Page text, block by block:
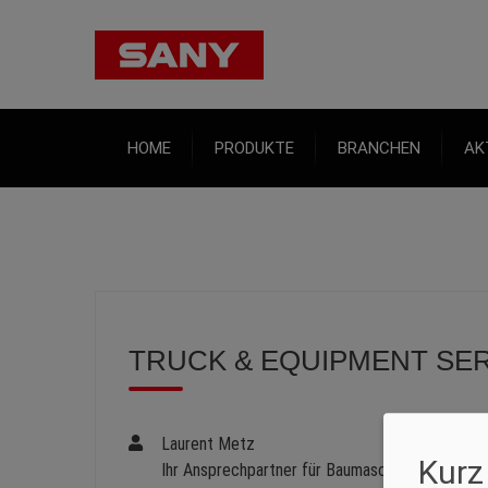
HOME PRODUKTE BRANCHEN
TRUCK & EQUIPMENT
Laurent Metz
Ihr Ansprechpartner für Baumaschinen